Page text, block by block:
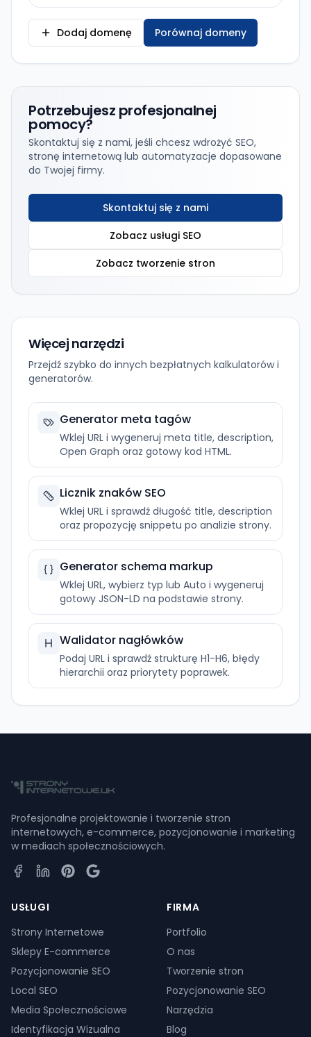
Dodaj domenę Porównaj domeny
Potrzebujesz profesjonalnej
pomocy?
Skontaktuj się z nami, jeśli chcesz wdrożyć SEO,
stronę internetową lub automatyzacje dopasowane
do Twojej firmy.
Skontaktuj się z nami
Zobacz usługi SEO
Zobacz tworzenie stron
Więcej narzędzi
Przejdź szybko do innych bezpłatnych kalkulatorów i
generatorów.
Generator meta tagów
Wklej URL i wygeneruj meta title, description,
Open Graph oraz gotowy kod HTML.
Licznik znaków SEO
Wklej URL i sprawdź długość title, description
oraz propozycję snippetu po analizie strony.
Generator schema markup
Wklej URL, wybierz typ lub Auto i wygeneruj
gotowy JSON-LD na podstawie strony.
Walidator nagłówków
Podaj URL i sprawdź strukturę H1-H6, błędy
hierarchii oraz priorytety poprawek.
Profesjonalne projektowanie i tworzenie stron
internetowych, e-commerce, pozycjonowanie i marketing
w mediach społecznościowych.
USŁUGI
Strony Internetowe
Sklepy E-commerce
Pozycjonowanie SEO
Local SEO
Media Społecznościowe
Identyfikacja Wizualna
FIRMA
Portfolio
O nas
Tworzenie stron
Pozycjonowanie SEO
Narzędzia
Blog